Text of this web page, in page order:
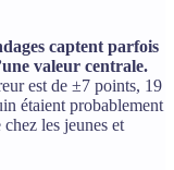
captent parfois
valeur centrale.
est de ±7 points, 19
étaient probablement
les jeunes et